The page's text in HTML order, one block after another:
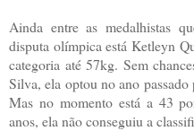
Ainda entre as medalhistas
disputa olímpica está Ketleyn
categoria até 57kg. Sem
Silva, ela optou no ano
Mas no momento está a 43
anos, ela não conseguiu a